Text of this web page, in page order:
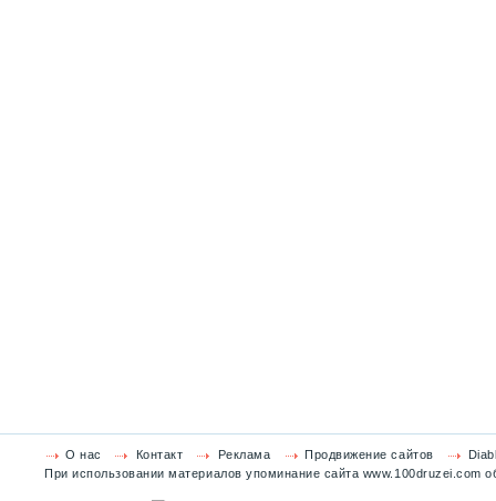
О нас Контакт Реклама Продвижение сайтов
При использовании материалов упоминание сайта www.100druzei.com